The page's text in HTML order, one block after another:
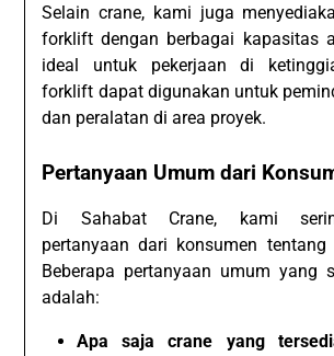
Selain crane, kami juga
forklift dengan berbagai kapasitas
ideal untuk pekerjaan di
forklift dapat digunakan untuk
dan peralatan di area proyek.
Pertanyaan Umum dari
Di Sahabat Crane, kami
pertanyaan dari konsumen
Beberapa pertanyaan umum yang
adalah:
Apa saja crane yang